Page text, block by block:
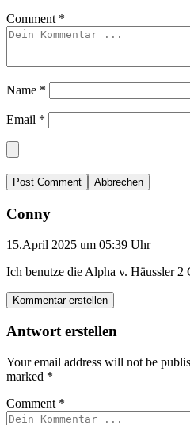
Comment *
Name *
Email *
Abbrechen
Conny
15.April 2025 um 05:39 Uhr
Ich benutze die Alpha v. Häussler
Kommentar erstellen
Antwort erstellen
Your email address will not be
marked *
Comment *